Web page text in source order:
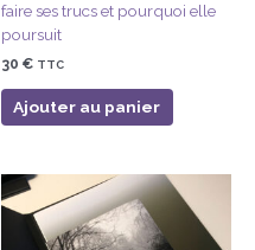
faire ses trucs et pourquoi elle
poursuit
30 € TTC
Ajouter au panier